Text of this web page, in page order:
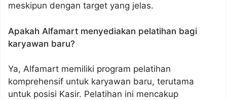
meskipun dengan target yang jelas.
Apakah Alfamart menyediakan pelatihan bagi
karyawan baru?
Ya, Alfamart memiliki program pelatihan
komprehensif untuk karyawan baru, terutama
untuk posisi Kasir. Pelatihan ini mencakup